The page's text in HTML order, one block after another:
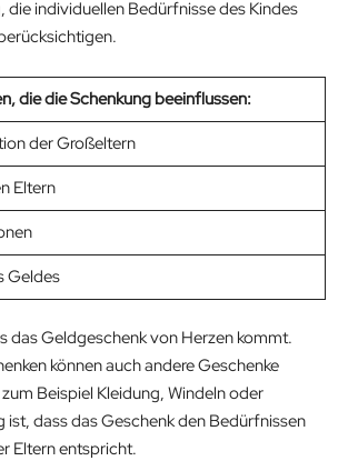
die individuellen Bedürfnisse des Kindes
die die Schenkung beeinflussen:
der Großeltern
Eltern
Geldes
das Geldgeschenk von Herzen kommt.
können auch andere Geschenke
Beispiel Kleidung, Windeln oder
ist, dass das Geschenk den Bedürfnissen
Eltern entspricht.